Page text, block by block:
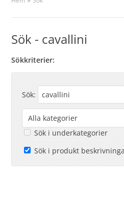
Sök - cavallini
Sökkriterier:
Sök:
Sök i underkategorier
Sök i produkt